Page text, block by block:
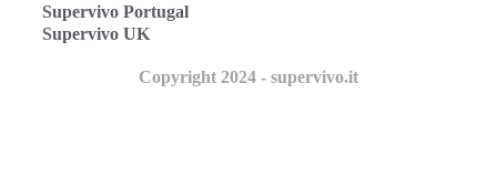
Supervivo Portugal
Supervivo UK
Copyright 2024 - supervivo.it